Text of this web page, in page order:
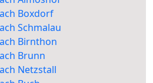
Boxdorf
Schmalau
Birnthon
Brunn
Netzstall